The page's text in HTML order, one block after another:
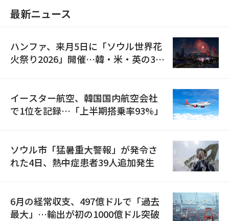
最新ニュース
ハンファ、来月5日に「ソウル世界花
火祭り2026」開催…韓・米・英の3カ
イースター航空、韓国国内航空会社
で1位を記録…「上半期搭乗率93%」
ソウル市「猛暑重大警報」が発令さ
れた4日、熱中症患者39人追加発生
6月の経常収支、497億ドルで「過去
最大」…輸出が初の1000億ドル突破